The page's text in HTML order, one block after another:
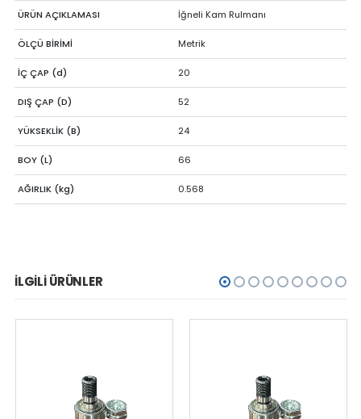
ÜRÜN AÇIKLAMASI İğneli Kam Rulmanı
ÖLÇÜ BİRİMİ Metrik
İÇ ÇAP (d) 20
DIŞ ÇAP (D) 52
YÜKSEKLİK (B) 24
BOY (L) 66
AĞIRLIK (kg) 0.568
İLGILI ÜRÜNLER